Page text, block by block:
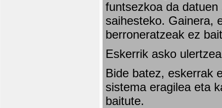
funtsezkoa da
saihesteko. Gainera,
berroneratzeak ez
Eskerrik asko
Bide batez, eskerrak
sistema eragilea eta
baitute.